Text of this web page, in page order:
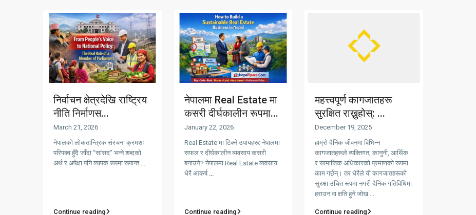
निर्वाचन क्षेत्रदेखि राष्ट्रिय
नीति निर्माणस...
March 21, 2026
नेपालको लोकतान्त्रिक संरचना क्रमशः
परिपक्व हुँदै जाँदा “सांसद” भन्ने शब्दको
अर्थ र अपेक्षा पनि व्यापक रूपमा रूपान्त
Continue reading
नेपालमा Real Estate मा
कसरी दीर्घकालीन रूपमा...
January 22, 2026
Real Estate मा टिक्ने उपायहरू: नेपालमा
सफल र दीर्घकालीन व्यवसाय कसरी
बनाउने? नेपालमा Real Estate व्यवसाय
धेरै आकर्ष
Continue reading
महत्त्वपूर्ण कागजातहरू
सुरक्षित राख्नुहोस्: ...
December 19, 2025
हाम्रो दैनिक जीवनमा विभिन्न
कागजातहरूले व्यक्तिगत, कानुनी, आर्थिक
र सामाजिक अधिकारको प्रमाणको रूपमा
काम गर्छन्। तर धेरैले यी कागजातहरूको
सुरक्षा उचित रूपमा नगरी दैनिक गतिविधिमा
हराउन वा क्षति हुने जोख
Continue reading